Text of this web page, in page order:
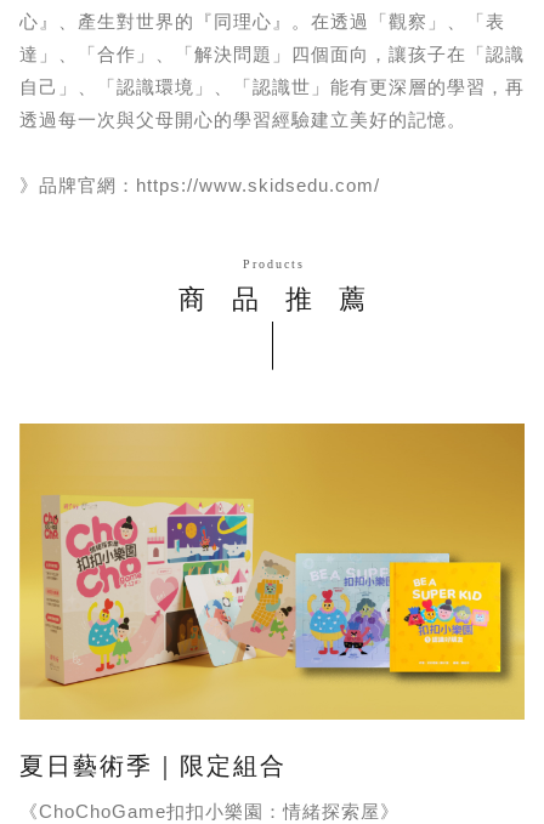
心』、產生對世界的『同理心』。在透過「觀察」、「表
達」、「合作」、「解決問題」四個面向，讓孩子在「認識
自己」、「認識環境」、「認識世」能有更深層的學習，再
透過每一次與父母開心的學習經驗建立美好的記憶。
》品牌官網：https://www.skidsedu.com/
Products
商品推薦
夏日藝術季｜限定組合
《ChoChoGame扣扣小樂園：情緒探索屋》